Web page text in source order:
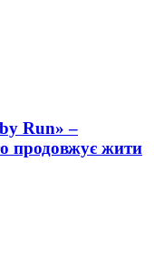
Run» –
продовжує жити